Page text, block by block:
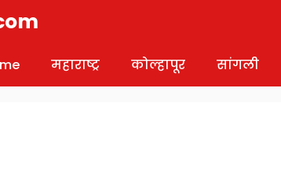
महाराष्ट्र कोल्हापूर सांगली